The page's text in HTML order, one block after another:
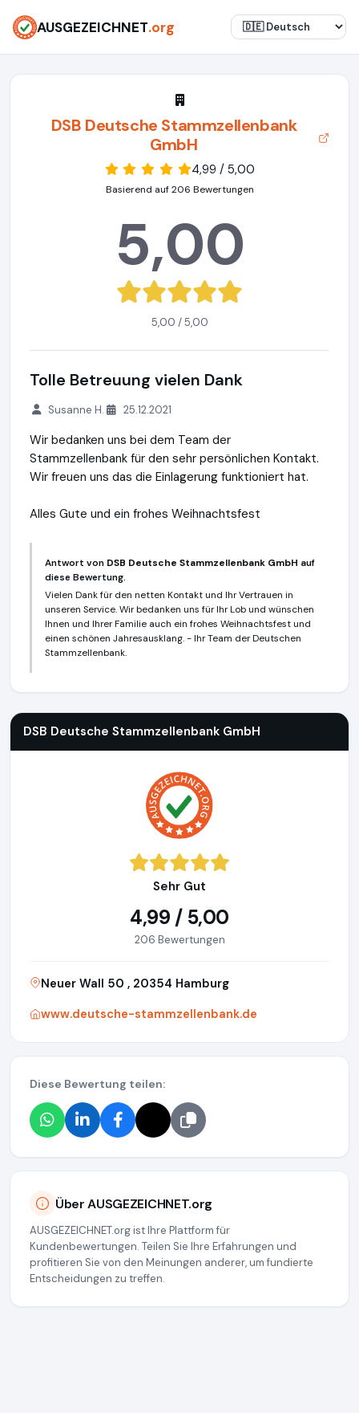
AUSGEZEICHNET.org
DSB Deutsche Stammzellenbank
GmbH
4,99 / 5,00
Basierend auf 206 Bewertungen
5,00
5,00 / 5,00
Tolle Betreuung vielen Dank
Susanne H. 25.12.2021
Wir bedanken uns bei dem Team der
Stammzellenbank für den sehr persönlichen Kontakt.
Wir freuen uns das die Einlagerung funktioniert hat.
Alles Gute und ein frohes Weihnachtsfest
Antwort von DSB Deutsche Stammzellenbank GmbH auf
diese Bewertung.
Vielen Dank für den netten Kontakt und Ihr Vertrauen in
unseren Service. Wir bedanken uns für Ihr Lob und wünschen
Ihnen und Ihrer Familie auch ein frohes Weihnachtsfest und
einen schönen Jahresausklang. - Ihr Team der Deutschen
Stammzellenbank.
DSB Deutsche Stammzellenbank GmbH
Sehr Gut
4,99 / 5,00
206 Bewertungen
Neuer Wall 50 , 20354 Hamburg
www.deutsche-stammzellenbank.de
Diese Bewertung teilen:
Über AUSGEZEICHNET.org
AUSGEZEICHNET.org ist Ihre Plattform für
Kundenbewertungen. Teilen Sie Ihre Erfahrungen und
profitieren Sie von den Meinungen anderer, um fundierte
Entscheidungen zu treffen.